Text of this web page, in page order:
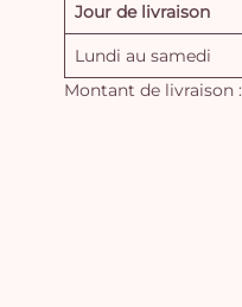
Jour de livraison
Lundi au samedi
Montant de livraison